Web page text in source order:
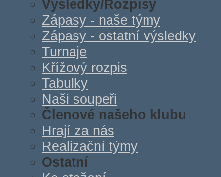
Výsledky/Rozpisy
Zápasy - naše týmy
Zápasy - ostatní výsledky
Turnaje
Křížový rozpis
Tabulky
Naši soupeři
Členové našeho klubu
Hrají za nás
Realizační týmy
Ostatní